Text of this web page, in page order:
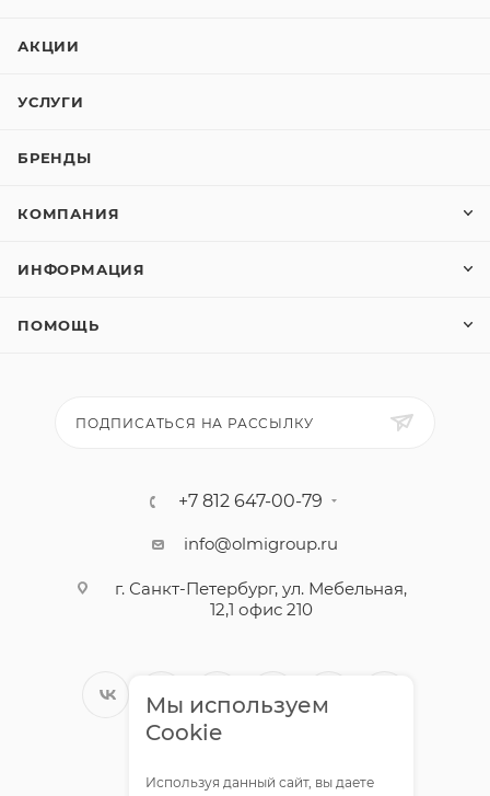
АКЦИИ
УСЛУГИ
БРЕНДЫ
КОМПАНИЯ
ИНФОРМАЦИЯ
ПОМОЩЬ
ПОДПИСАТЬСЯ НА РАССЫЛКУ
+7 812 647-00-79
info@olmigroup.ru
г. Санкт-Петербург, ул. Мебельная,
12,1 офис 210
Мы используем
Cookie
Используя данный сайт, вы даете